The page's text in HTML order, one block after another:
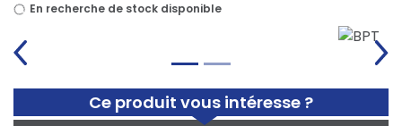
Ce produit vous intéresse ?
En recherche de stock disponible